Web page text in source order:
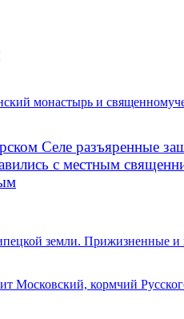
монастырь и
Селе разъяренные
с местным
земли. Прижизненные и
Московский, кормчий